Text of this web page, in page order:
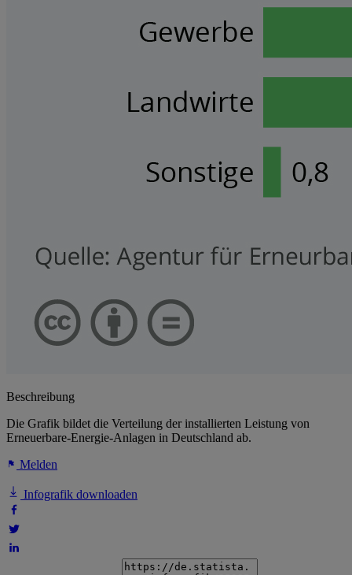
Beschreibung
Die Grafik bildet die Verteilung der installierten Leistung von
Erneuerbare-Energie-Anlagen in Deutschland ab.
Melden
Infografik downloaden